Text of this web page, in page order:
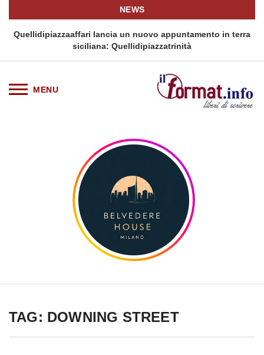
NEWS
nuovo appuntamento in terra
Tag Heuer lancia una
Chronograph in
TAG: DOWNING STREET